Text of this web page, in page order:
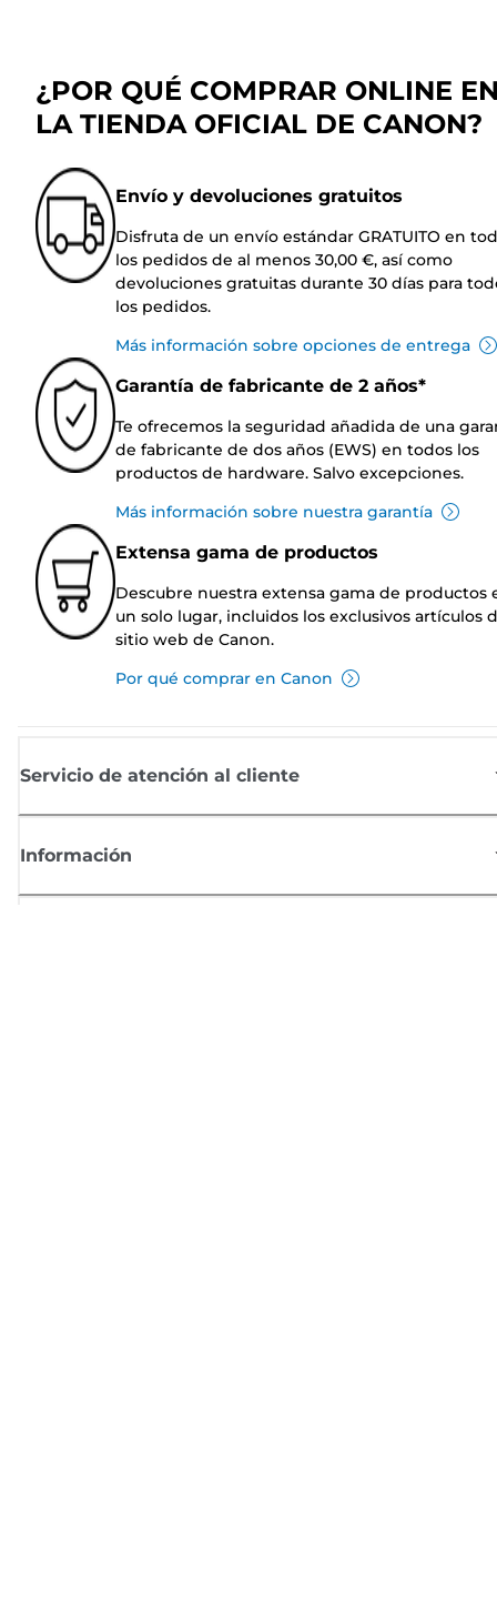
¿POR QUÉ COMPRAR ONLINE
LA TIENDA OFICIAL DE CANON?
Envío y devoluciones gratuitos
Disfruta de un envío estándar GRATUITO en
los pedidos de al menos 30,00 €, así como
devoluciones gratuitas durante 30 días para
los pedidos.
Más información sobre opciones de entrega
Garantía de fabricante de 2 años*
Te ofrecemos la seguridad añadida de una
de fabricante de dos años (EWS) en todos los
productos de hardware. Salvo excepciones.
Más información sobre nuestra garantía
Extensa gama de productos
Descubre nuestra extensa gama de productos
un solo lugar, incluidos los exclusivos artículos
sitio web de Canon.
Por qué comprar en Canon
Servicio de atención al cliente
Información